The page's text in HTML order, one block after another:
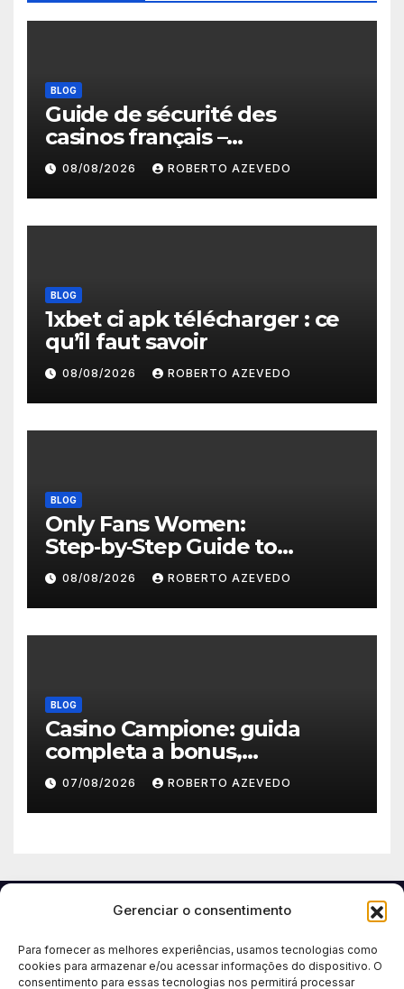
Gerenciar o consentimento
Para fornecer as melhores experiências, usamos tecnologias como
cookies para armazenar e/ou acessar informações do dispositivo. O
consentimento para essas tecnologias nos permitirá processar
BLOG
Guide de sécurité des
casinos français –
protections, licences et
paiements fiables
08/08/2026 ROBERTO AZEVEDO
BLOG
1xbet ci apk télécharger : ce
qu’il faut savoir
08/08/2026 ROBERTO AZEVEDO
BLOG
Only Fans Women:
Step‑by‑Step Guide to
Secure, Private Access and
Premium Experience
08/08/2026 ROBERTO AZEVEDO
BLOG
Casino Campione: guida
completa a bonus,
registrazione, pagamenti e
app mobile
07/08/2026 ROBERTO AZEVEDO